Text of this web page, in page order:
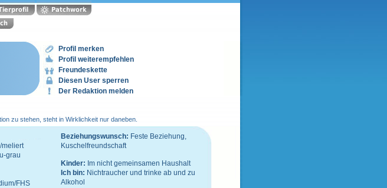
Profil merken
Profil weiterempfehlen
Freundeskette
Diesen User sperren
Der Redaktion melden
zu stehen, steht in Wirklichkeit nur daneben.
meliert
grau
FHS
Beziehungswunsch: Feste Beziehung,
Kuschelfreundschaft
Kinder: Im nicht gemeinsamen Haushalt
Ich bin: Nichtraucher und trinke ab und zu
Alkohol